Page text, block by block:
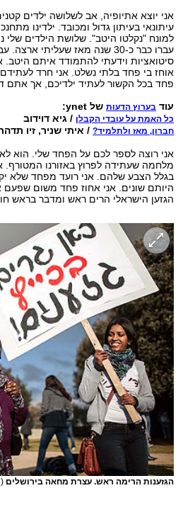
אני יוצא אתיופיה, אב לשלושה ילדים
עיתונאי בעיתון גדול ומכובד. ילדינו
למונח "נקלטו היטב". שלושת הילדים שלי
עברו כבר כ-30 שנה מאז שעליתי
סיטואציות וידעתי להתמודד איתם היטב.
אוחז בי פחד בלתי נשלט. אני חרד
פחד בכל הקשור לעתיד ילדיכם, אך אתם
עוד בערוץ הדעותשל ynet:
כל האמת על עובדי הקבלן / גיא דוידוב
חברון, מאז ולתלמיד?/ איתי שניר, זיו
אני רוצה לספר לכם על הפחד שלי. הוא
מלחמה שעתידה לפרוץ באזורנו המטורף.
בגלל הצבע שלהם. אני רועד מפחד שלא
היותם שונים. אני אחוז פחד משום שפעם
הגזען הישראלי הרים ראש ומדבר בראש
הגזענות הרימה ראש. עצרת מחאה בירושלים